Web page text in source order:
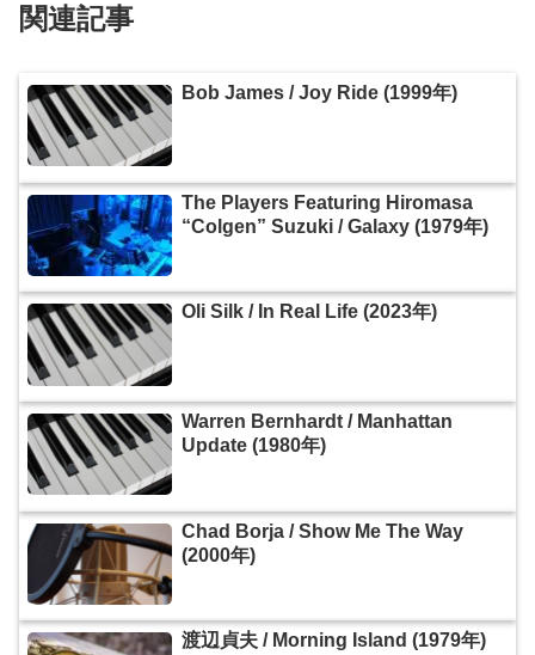
関連記事
Bob James / Joy Ride (1999年)
The Players Featuring Hiromasa
“Colgen” Suzuki / Galaxy (1979年)
Oli Silk / In Real Life (2023年)
Warren Bernhardt / Manhattan
Update (1980年)
Chad Borja / Show Me The Way
(2000年)
渡辺貞夫 / Morning Island (1979年)